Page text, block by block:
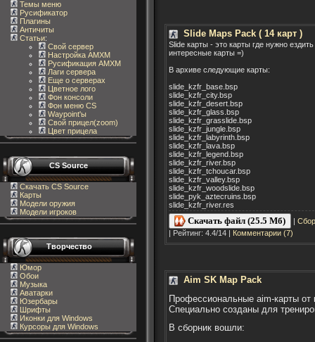
Темы меню
Русификатор
Плагины
Античиты
Статьи:
Свой сервер
Настройка AMXM
Русификация AMXM
Лаги сервера
Еще о серверах
Цветное лого
Фон консоли
Фон меню CS
Waypoint'ы
Свой прицел(zoom)
Цвет прицела
CS Source
Скачать CS Source
Карты
Модели оружия
Модели игроков
Творчество
Юмор
Обои
Музыка
Аватарки
Юзербары
Шрифты
Иконки для Windows
Курсоры для Windows
Slide Maps Pack ( 14 карт )
Slide карты - это карты где нужно
интересные карты =)
В архиве следующие карты:
slide_kzfr_base.bsp
slide_kzfr_city.bsp
slide_kzfr_desert.bsp
slide_kzfr_glass.bsp
slide_kzfr_grasslide.bsp
slide_kzfr_jungle.bsp
slide_kzfr_labyrinth.bsp
slide_kzfr_lava.bsp
slide_kzfr_legend.bsp
slide_kzfr_river.bsp
slide_kzfr_tchoucar.bsp
slide_kzfr_valley.bsp
slide_kzfr_woodslide.bsp
slide_pyk_aztecruins.bsp
slide_kzfr_river.res
Скачать файл (25.5 Мб) |
| Рейтинг: 4.4/14 | Комментарии (7)
Aim SK Map Pack
Профессиональные aim-карты от
Специально созданы для
В сборник вошли: